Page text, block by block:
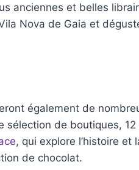
anciennes et belles
Nova de Gaia et
également de
sélection de boutiques,
, qui explore l’histoire
de chocolat.